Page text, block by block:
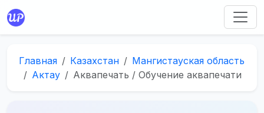
Главная Казахстан
Мангистауская область
Актау
Аквапечать / Обучение аквапечати